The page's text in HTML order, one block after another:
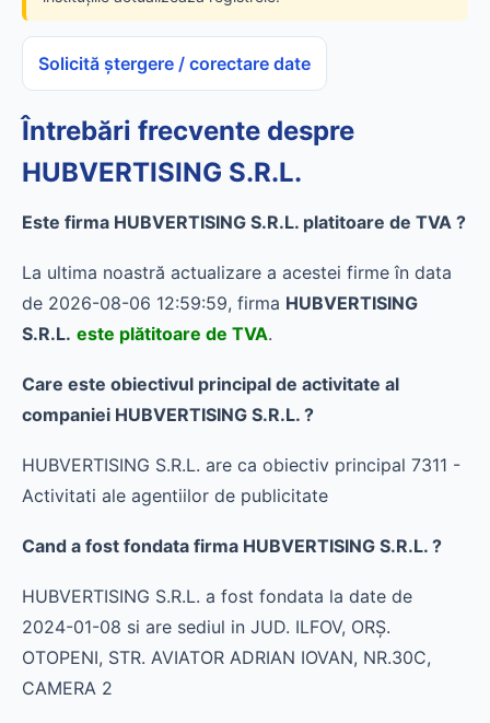
Solicită ștergere / corectare date
Întrebări frecvente despre
HUBVERTISING S.R.L.
Este firma HUBVERTISING S.R.L. platitoare de TVA ?
La ultima noastră actualizare a acestei firme în data
de 2026-08-06 12:59:59, firma HUBVERTISING
S.R.L. este plătitoare de TVA.
Care este obiectivul principal de activitate al
companiei HUBVERTISING S.R.L. ?
HUBVERTISING S.R.L. are ca obiectiv principal 7311 -
Activitati ale agentiilor de publicitate
Cand a fost fondata firma HUBVERTISING S.R.L. ?
HUBVERTISING S.R.L. a fost fondata la date de
2024-01-08 si are sediul in JUD. ILFOV, ORŞ.
OTOPENI, STR. AVIATOR ADRIAN IOVAN, NR.30C,
CAMERA 2